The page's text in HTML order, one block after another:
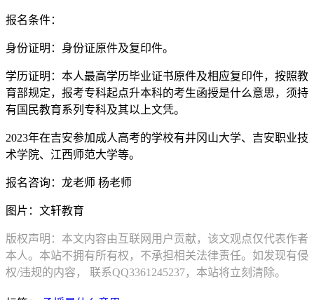
报名条件：
身份证明：身份证原件及复印件。
学历证明：本人最高学历毕业证书原件及相应复印件，按照教
育部规定，报考专科起点升本科的考生函授是什么意思，须持
有国民教育系列专科及其以上文凭。
2023年在吉安参加成人高考的学校有井冈山大学、吉安职业技
术学院、江西师范大学等。
报名咨询：龙老师 杨老师
图片：文轩教育
版权声明：本文内容由互联网用户贡献，该文观点仅代表作者
本人。本站不拥有所有权，不承担相关法律责任。如发现有侵
权/违规的内容， 联系QQ3361245237，本站将立刻清除。